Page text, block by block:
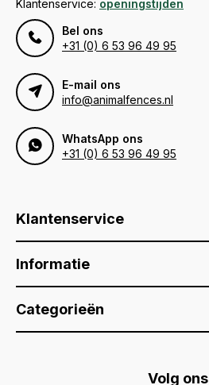
Klantenservice: openingstijden
Bel ons
+31 (0) 6 53 96 49 95
E-mail ons
info@animalfences.nl
WhatsApp ons
+31 (0) 6 53 96 49 95
Klantenservice
Informatie
Categorieën
Volg ons